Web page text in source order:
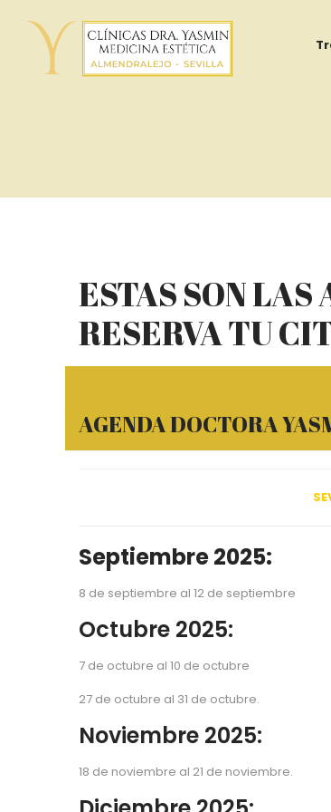
ESTAS SON
RESERVA TU
AGENDA DOCTORA
Septiembre 2025:
8 de septiembre al 12 de septiembre
Octubre 2025:
7 de octubre al 10 de octubre
27 de octubre al 31 de octubre.
Noviembre 2025:
18 de noviembre al 21 de noviembre.